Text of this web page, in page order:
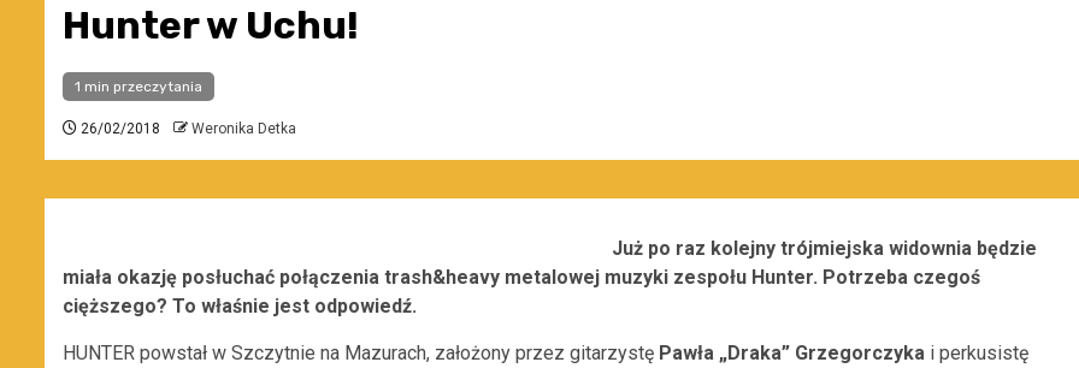
Hunter w Uchu!
1 min przeczytania
26/02/2018 Weronika Detka
Już po raz kolejny trójmiejska widownia będzie
miała okazję posłuchać połączenia trash&heavy metalowej muzyki zespołu Hunter. Potrzeba czegoś
cięższego? To właśnie jest odpowiedź.
HUNTER powstał w Szczytnie na Mazurach, założony przez gitarzystę Pawła „Draka” Grzegorczyka i perkusistę